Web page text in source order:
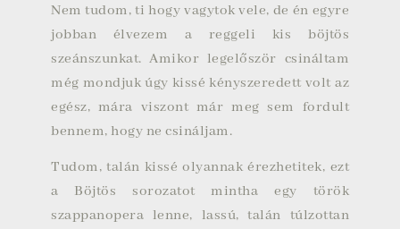
Nem tudom, ti hogy vagytok vele, de én egyre
jobban élvezem a reggeli kis böjtös
szeánszunkat. Amikor legelőször csináltam
még mondjuk úgy kissé kényszeredett volt az
egész, mára viszont már meg sem fordult
bennem, hogy ne csináljam.
Tudom, talán kissé olyannak érezhetitek, ezt
a Böjtös sorozatot mintha egy török
szappanopera lenne, lassú, talán túlzottan